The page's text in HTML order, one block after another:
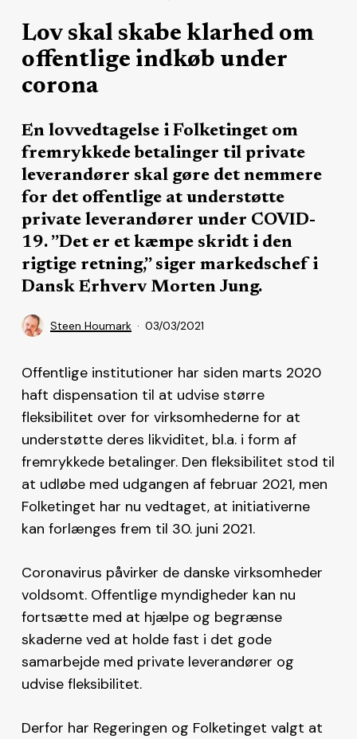
Lov skal skabe klarhed om
offentlige indkøb under
corona
En lovvedtagelse i Folketinget om
fremrykkede betalinger til private
leverandører skal gøre det nemmere
for det offentlige at understøtte
private leverandører under COVID-
19. ”Det er et kæmpe skridt i den
rigtige retning,” siger markedschef i
Dansk Erhverv Morten Jung.
Steen Houmark 03/03/2021
Offentlige institutioner har siden marts 2020
haft dispensation til at udvise større
fleksibilitet over for virksomhederne for at
understøtte deres likviditet, bl.a. i form af
fremrykkede betalinger. Den fleksibilitet stod til
at udløbe med udgangen af februar 2021, men
Folketinget har nu vedtaget, at initiativerne
kan forlænges frem til 30. juni 2021.
Coronavirus påvirker de danske virksomheder
voldsomt. Offentlige myndigheder kan nu
fortsætte med at hjælpe og begrænse
skaderne ved at holde fast i det gode
samarbejde med private leverandører og
udvise fleksibilitet.
Derfor har Regeringen og Folketinget valgt at